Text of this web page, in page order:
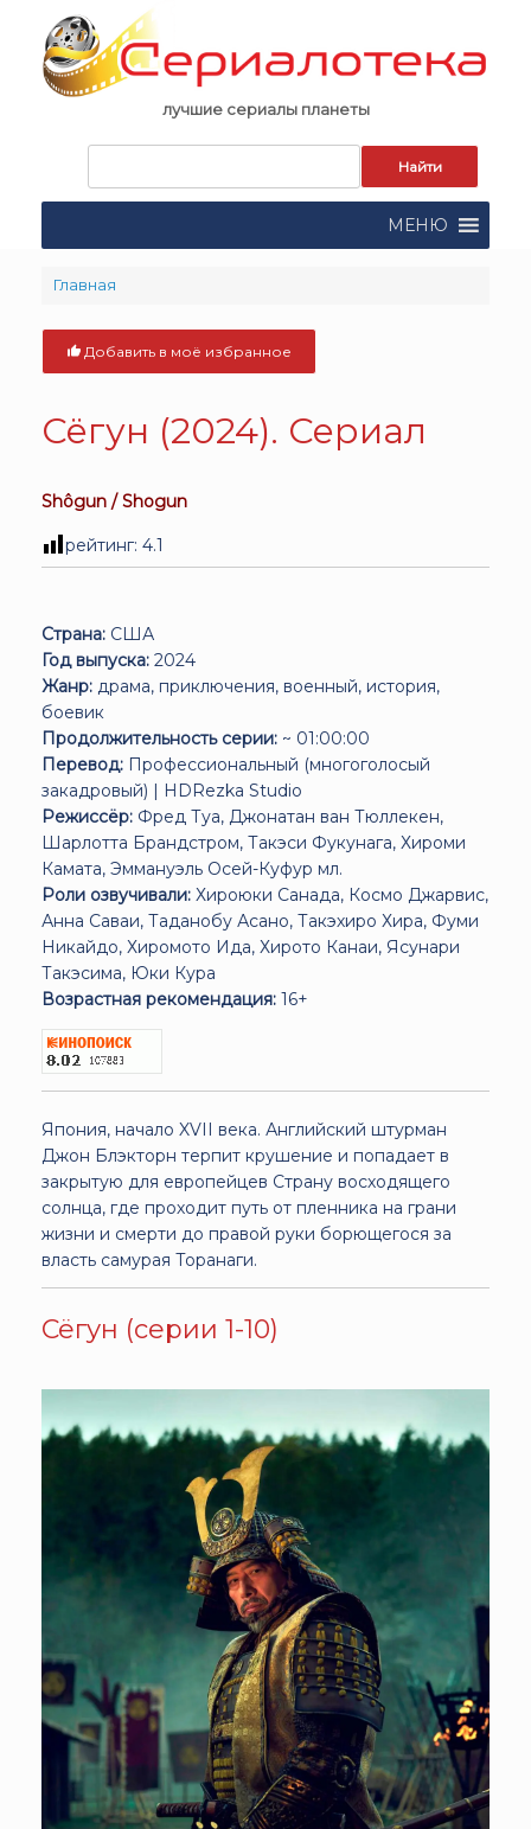
content
лучшие сериалы планеты
поиска:
МЕНЮ
Главная
Добавить в моё избранное
Сёгун (2024). Сериал
Shôgun / Shogun
рейтинг: 4.1
Страна: США
Год выпуска: 2024
Жанр: драма, приключения, военный, история,
боевик
Продолжительность серии: ~ 01:00:00
Перевод: Профессиональный (многоголосый
закадровый) | HDRezka Studio
Режиссёр: Фред Туа, Джонатан ван Тюллекен,
Шарлотта Брандстром, Такэси Фукунага, Хироми
Камата, Эммануэль Осей-Куфур мл.
Роли озвучивали: Хироюки Санада, Космо Джарвис,
Анна Саваи, Таданобу Асано, Такэхиро Хира, Фуми
Никайдо, Хиромото Ида, Хирото Канаи, Ясунари
Такэсима, Юки Кура
Возрастная рекомендация: 16+
Япония, начало XVII века. Английский штурман
Джон Блэкторн терпит крушение и попадает в
закрытую для европейцев Страну восходящего
солнца, где проходит путь от пленника на грани
жизни и смерти до правой руки борющегося за
власть самурая Торанаги.
Сёгун (серии 1-10)